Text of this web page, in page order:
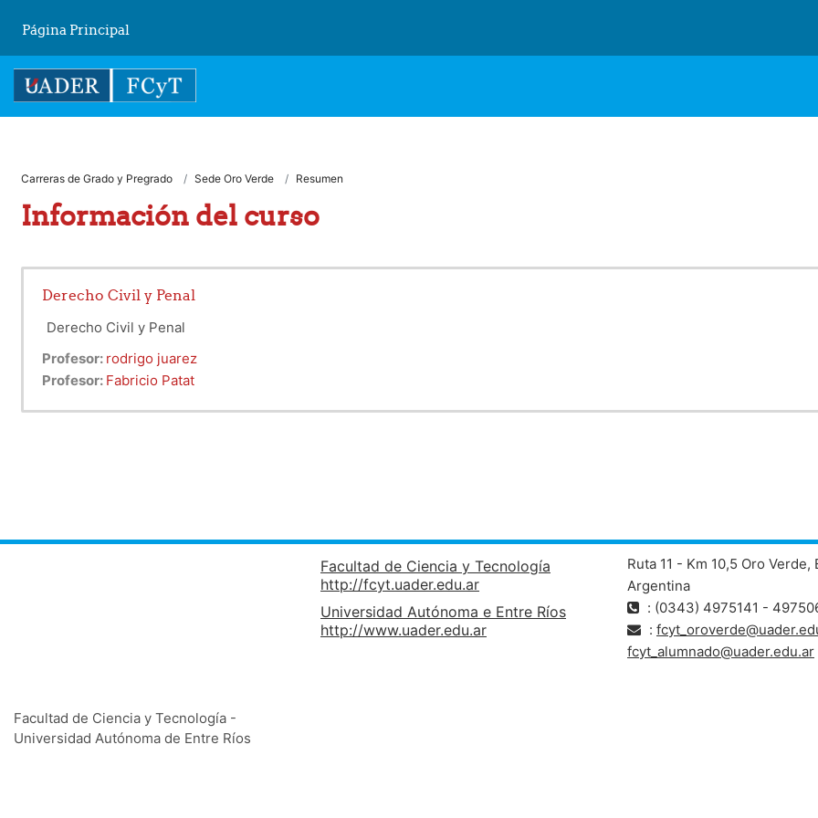
Página Principal
Carreras de Grado y Pregrado Sede Oro Verde Resumen
Información del curso
Derecho Civil y Penal
Derecho Civil y Penal
Profesor: rodrigo juarez
Profesor: Fabricio Patat
Facultad de Ciencia y Tecnología -
Universidad Autónoma de Entre Ríos
Facultad de Ciencia y Tecnología
http://fcyt.uader.edu.ar
Universidad Autónoma e Entre Ríos
http://www.uader.edu.ar
Ruta 11 - Km 10,5 Oro Verde,
Argentina
: (0343) 4975141 -
:
fcyt_alumnado@uader.edu.ar